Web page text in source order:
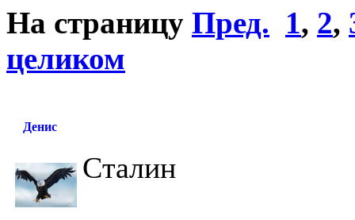
На страницу Пред. 1, 2,
целиком
Денис
Сталин